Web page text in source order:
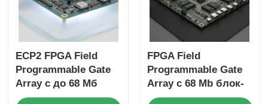
ECP2 FPGA Field
Programmable Gate
Array с до 68 Мб
блок-рам и 6 Us
FPGA Field
Programmable Gate
Array с 68 Mb блок-
рам для